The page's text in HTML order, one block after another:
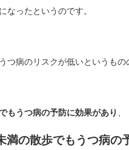
なったというのです。
つ病のリスクが低いというもの
もうつ病の予防に効果があり
満の散歩でもうつ病の